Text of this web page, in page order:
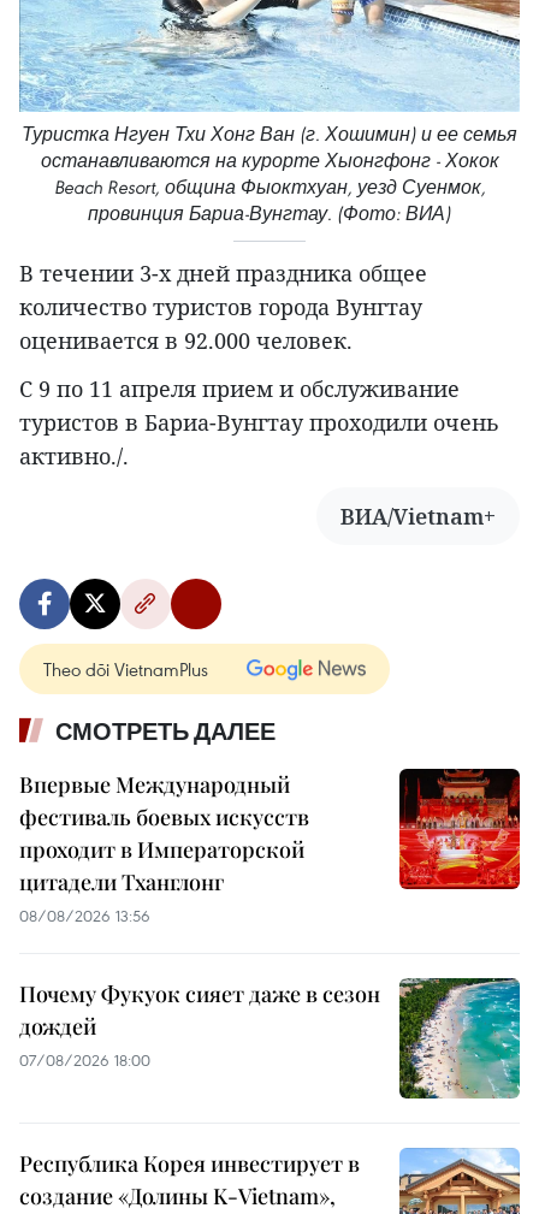
Туристка Нгуен Тхи Хонг Ван (г. Хошимин) и ее семья
останавливаются на курорте Хыонгфонг - Хокок
Beach Resort, община Фыоктхуан, уезд Суенмок,
провинция Бариа-Вунгтау. (Фото: ВИА)
В течении 3-х дней праздника общее
количество туристов города Вунгтау
оценивается в 92.000 человек.
С 9 по 11 апреля прием и обслуживание
туристов в Бариа-Вунгтау проходили очень
активно./.
ВИА/Vietnam+
Theo dõi VietnamPlus
СМОТРЕТЬ ДАЛЕЕ
Впервые Международный
фестиваль боевых искусств
проходит в Императорской
цитадели Тханглонг
08/08/2026 13:56
Почему Фукуок сияет даже в сезон
дождей
07/08/2026 18:00
Республика Корея инвестирует в
создание «Долины K-Vietnam»,